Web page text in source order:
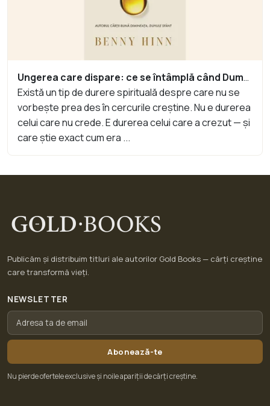
Ungerea care dispare: ce se întâmplă când Dumnezeu era acolo dimineața și nu mai e seara
Există un tip de durere spirituală despre care nu se
vorbește prea des în cercurile creștine. Nu e durerea
celui care nu crede. E durerea celui care a crezut — și
care știe exact cum era ...
Publicăm și distribuim titluri ale autorilor Gold Books — cărți creștine
care transformă vieți.
NEWSLETTER
Abonează-te
Nu pierde ofertele exclusive și noile apariții de cărți creștine.